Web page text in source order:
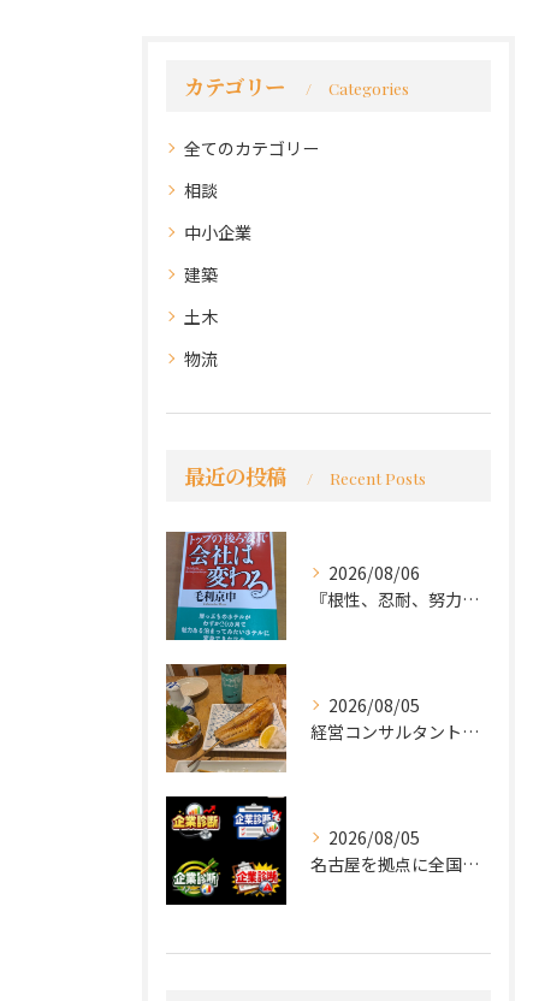
カテゴリー Categories
全てのカテゴリー
相談
中小企業
建築
土木
物流
最近の投稿 Recent Posts
2026/08/06
『根性、忍耐、努力という言葉は死語なのか』
2026/08/05
経営コンサルタントのモーちゃん・毛利京申です。
2026/08/05
名古屋を拠点に全国で活動する 経営コンサルタントの 毛利京申...